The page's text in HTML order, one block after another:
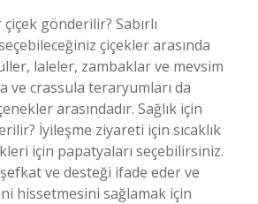
gönderilir? Sabırlı
çiçekler arasında
laleler, zambaklar ve mevsim
ve crassula teraryumları da
arasındadır. Sağlık için
İyileşme ziyareti için sıcaklık
için papatyaları seçebilirsiniz.
ve desteği ifade eder ve
hissetmesini sağlamak için